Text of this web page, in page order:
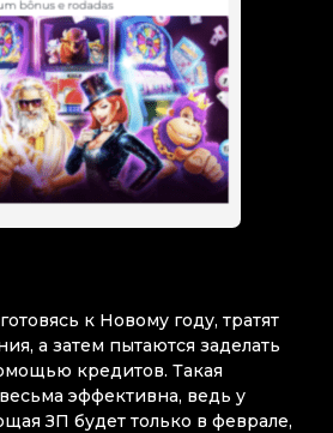
к Новому году, тратят
а затем пытаются заделать
кредитов. Такая
эффективна, ведь у
ЗП будет только в феврале,